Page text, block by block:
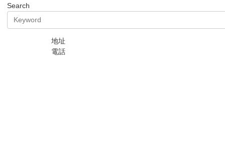
Search
地址
電話